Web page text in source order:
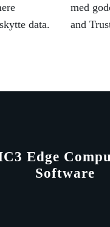
data.
and
Edge
Software